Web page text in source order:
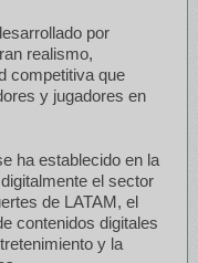
por
realismo,
competitiva que
y jugadores en
ha establecido en la
el sector
de LATAM, el
contenidos digitales
y la